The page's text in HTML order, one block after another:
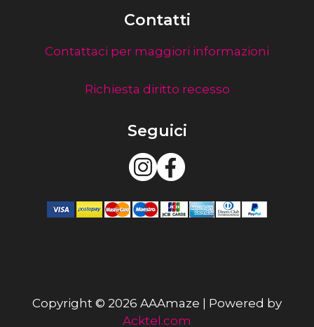
Contatti
Contattaci per maggiori informazioni
Richiesta diritto recesso
Seguici
Copyright © 2026 AAAmaze | Powered by
Acktel.com